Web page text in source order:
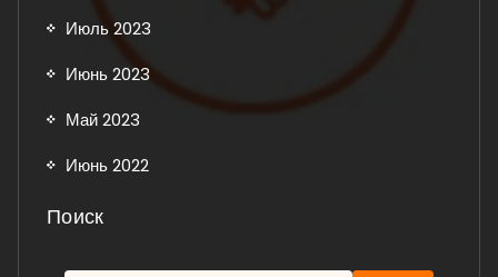
Июль 2023
Июнь 2023
Май 2023
Июнь 2022
Поиск